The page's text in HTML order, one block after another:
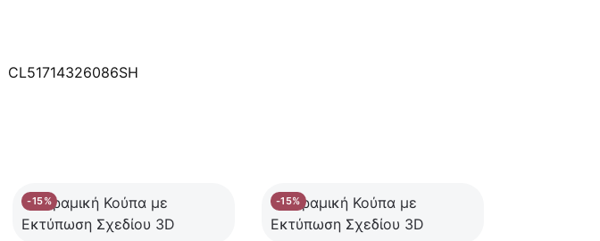
CL51714326086SH
-15% -15%